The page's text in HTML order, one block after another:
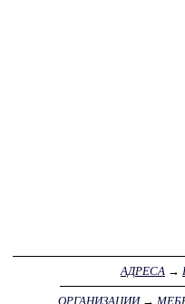
АДРЕСА →
ОРГАНИЗАЦИИ→